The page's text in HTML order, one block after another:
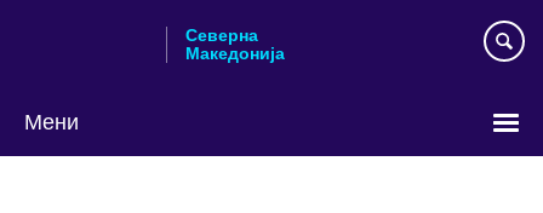
Северна
Македонија
Мени